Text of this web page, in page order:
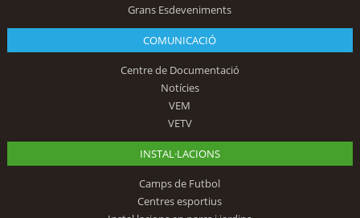
Grans Esdeveniments
COMUNICACIÓ
Centre de Documentació
Notícies
VEM
VETV
INSTAL·LACIONS
Camps de Futbol
Centres esportius